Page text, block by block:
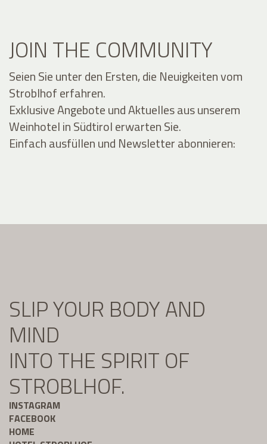
JOIN THE COMMUNITY
Seien Sie unter den Ersten, die Neuigkeiten vom
Stroblhof erfahren.
Exklusive Angebote und Aktuelles aus unserem
Weinhotel in Südtirol erwarten Sie.
Einfach ausfüllen und Newsletter abonnieren:
SLIP YOUR BODY AND
MIND
INTO THE SPIRIT OF
STROBLHOF.
INSTAGRAM
FACEBOOK
HOME